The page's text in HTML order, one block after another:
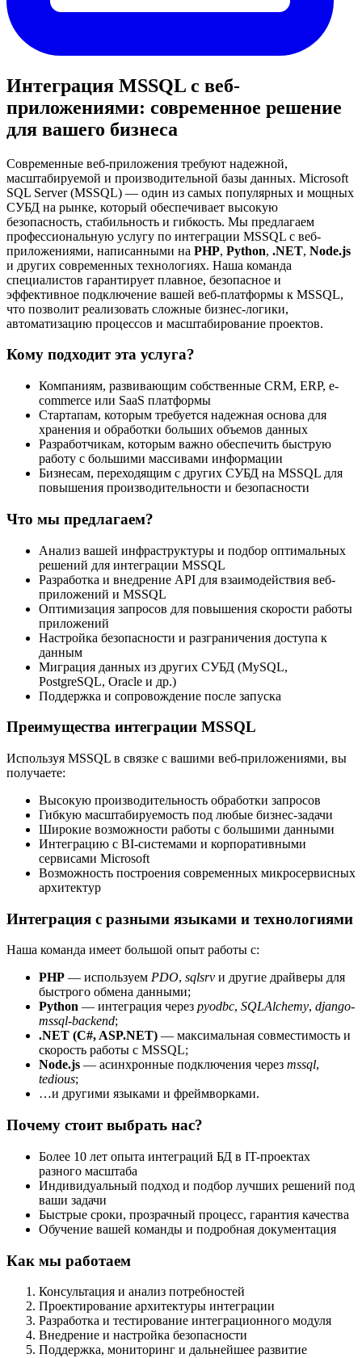
Интеграция MSSQL с веб-
приложениями: современное решение
для вашего бизнеса
Современные веб-приложения требуют надежной,
масштабируемой и производительной базы данных. Microsoft
SQL Server (MSSQL) — один из самых популярных и мощных
СУБД на рынке, который обеспечивает высокую
безопасность, стабильность и гибкость. Мы предлагаем
профессиональную услугу по интеграции MSSQL с веб-
приложениями, написанными на PHP, Python, .NET, Node.js
и других современных технологиях. Наша команда
специалистов гарантирует плавное, безопасное и
эффективное подключение вашей веб-платформы к MSSQL,
что позволит реализовать сложные бизнес-логики,
автоматизацию процессов и масштабирование проектов.
Кому подходит эта услуга?
Компаниям, развивающим собственные CRM, ERP, e-
commerce или SaaS платформы
Стартапам, которым требуется надежная основа для
хранения и обработки больших объемов данных
Разработчикам, которым важно обеспечить быструю
работу с большими массивами информации
Бизнесам, переходящим с других СУБД на MSSQL для
повышения производительности и безопасности
Что мы предлагаем?
Анализ вашей инфраструктуры и подбор оптимальных
решений для интеграции MSSQL
Разработка и внедрение API для взаимодействия веб-
приложений и MSSQL
Оптимизация запросов для повышения скорости работы
приложений
Настройка безопасности и разграничения доступа к
данным
Миграция данных из других СУБД (MySQL,
PostgreSQL, Oracle и др.)
Поддержка и сопровождение после запуска
Преимущества интеграции MSSQL
Используя MSSQL в связке с вашими веб-приложениями, вы
получаете:
Высокую производительность обработки запросов
Гибкую масштабируемость под любые бизнес-задачи
Широкие возможности работы с большими данными
Интеграцию с BI-системами и корпоративными
сервисами Microsoft
Возможность построения современных микросервисных
архитектур
Интеграция с разными языками и технологиями
Наша команда имеет большой опыт работы с:
PHP — используем PDO, sqlsrv и другие драйверы для
быстрого обмена данными;
Python — интеграция через pyodbc, SQLAlchemy, django-
mssql-backend;
.NET (C#, ASP.NET) — максимальная совместимость и
скорость работы с MSSQL;
Node.js — асинхронные подключения через mssql,
tedious;
…и другими языками и фреймворками.
Почему стоит выбрать нас?
Более 10 лет опыта интеграций БД в IT-проектах
разного масштаба
Индивидуальный подход и подбор лучших решений под
ваши задачи
Быстрые сроки, прозрачный процесс, гарантия качества
Обучение вашей команды и подробная документация
Как мы работаем
Консультация и анализ потребностей
Проектирование архитектуры интеграции
Разработка и тестирование интеграционного модуля
Внедрение и настройка безопасности
Поддержка, мониторинг и дальнейшее развитие